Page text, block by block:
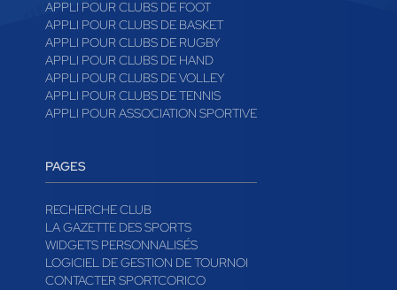
APPLI POUR CLUBS DE FOOT
APPLI POUR CLUBS DE BASKET
APPLI POUR CLUBS DE RUGBY
APPLI POUR CLUBS DE HAND
APPLI POUR CLUBS DE VOLLEY
APPLI POUR CLUBS DE TENNIS
APPLI POUR ASSOCIATION SPORTIVE
PAGES
RECHERCHE CLUB
LA GAZETTE DES SPORTS
WIDGETS PERSONNALISÉS
LOGICIEL DE GESTION DE TOURNOI
CONTACTER SPORTCORICO